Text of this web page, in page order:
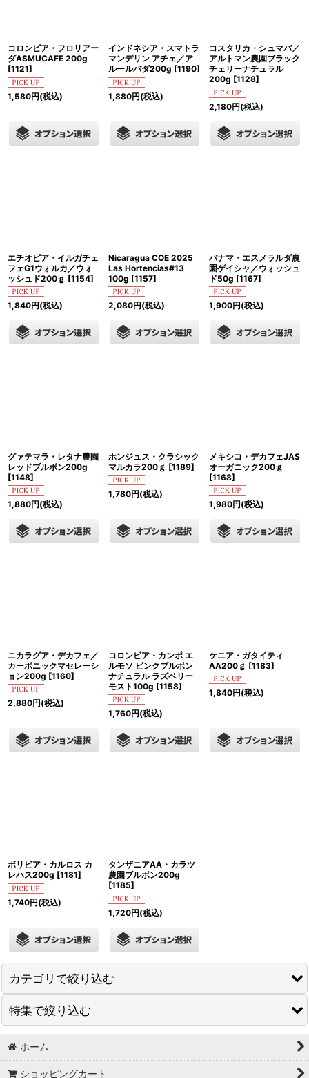
コロンビア・フロリアー
ダASMUCAFE 200g
[1121]
1,580円(税込)
インドネシア・スマトラ
マンデリン アチェ／ア
ルールバダ200g [1190]
1,880円(税込)
コスタリカ・シュマバ／
アルトマン農園ブラック
チェリーナチュラル
200g [1128]
2,180円(税込)
エチオピア・イルガチェ
フェG1ウォルカ／ウォ
ッシュド200ｇ [1154]
1,840円(税込)
Nicaragua COE 2025
Las Hortencias#13
100g [1157]
2,080円(税込)
パナマ・エスメラルダ農
園ゲイシャ／ウォッシュ
ド50g [1167]
1,900円(税込)
グァテマラ・レタナ農園
レッドブルボン200g
[1148]
1,880円(税込)
ホンジュス・クラシック
マルカラ200ｇ [1189]
1,780円(税込)
メキシコ・デカフェJAS
オーガニック200ｇ
[1168]
1,980円(税込)
ニカラグア・デカフェ／
カーボニックマセレーシ
ョン200g [1160]
2,880円(税込)
コロンビア・カンポ エ
ルモソ ピンクブルボン
ナチュラル ラズベリー
モスト100g [1158]
1,760円(税込)
ケニア・ガタイティ
AA200ｇ [1183]
1,840円(税込)
ボリビア・カルロス カ
レハス200g [1181]
1,740円(税込)
タンザニアAA・カラツ
農園ブルボン200g
[1185]
1,720円(税込)
カテゴリで絞り込む
ブレンディング
スペシャルクラス
特集で絞り込む
焙煎度合で選ぶ
ホーム
ショッピングカート